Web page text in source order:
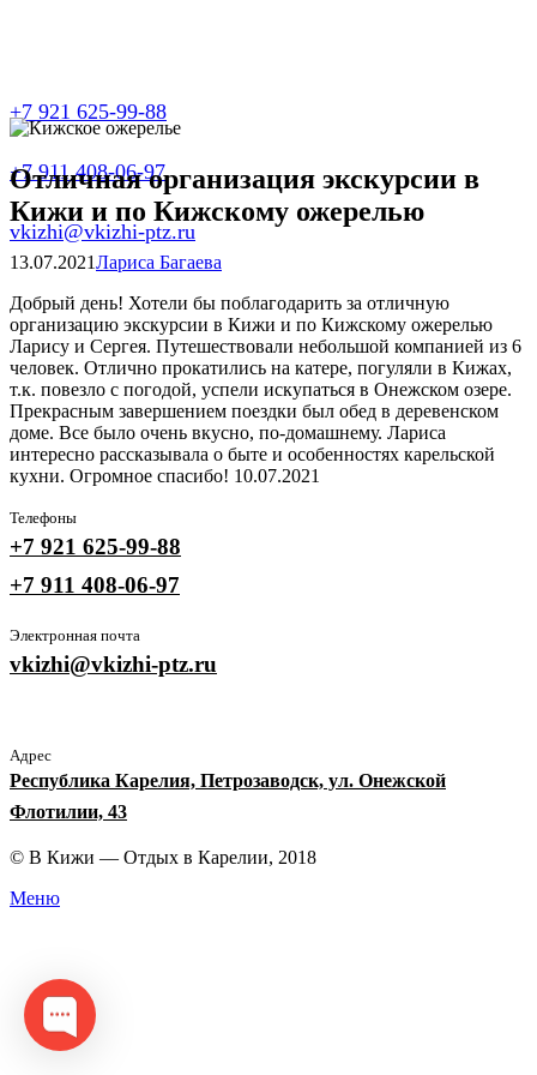
+7 921 625-99-88
+7 911 408-06-97
vkizhi@vkizhi-ptz.ru
Отличная организация экскурсии в
Кижи и по Кижскому ожерелью
13.07.2021Лариса Багаева
Добрый день! Хотели бы поблагодарить за отличную
организацию экскурсии в Кижи и по Кижскому ожерелью
Ларису и Сергея. Путешествовали небольшой компанией из 6
человек. Отлично прокатились на катере, погуляли в Кижах,
т.к. повезло с погодой, успели искупаться в Онежском озере.
Прекрасным завершением поездки был обед в деревенском
доме. Все было очень вкусно, по-домашнему. Лариса
интересно рассказывала о быте и особенностях карельской
кухни. Огромное спасибо! 10.07.2021
Телефоны
+7 921 625-99-88
+7 911 408-06-97
Электронная почта
vkizhi@vkizhi-ptz.ru
Адрес
Республика Карелия, Петрозаводск, ул. Онежской
Флотилии, 43
© В Кижи — Отдых в Карелии, 2018
Меню